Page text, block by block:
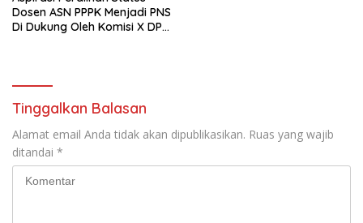
Dosen ASN PPPK Menjadi PNS
Di Dukung Oleh Komisi X DPR
Tinggalkan Balasan
Alamat email Anda tidak akan dipublikasikan. Ruas yang wajib
ditandai *